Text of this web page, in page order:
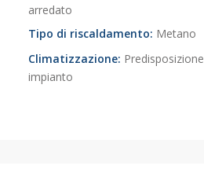
arredato
Tipo di riscaldamento: Metano
Climatizzazione: Predisposizione
impianto